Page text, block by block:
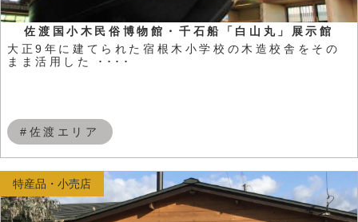
佐渡国小木民俗博物館・千石船「白山丸」展示館
大正9年に建てられた宿根木小学校の木造校舎をその
まま活用した ････
#佐渡エリア
特産品・小売店